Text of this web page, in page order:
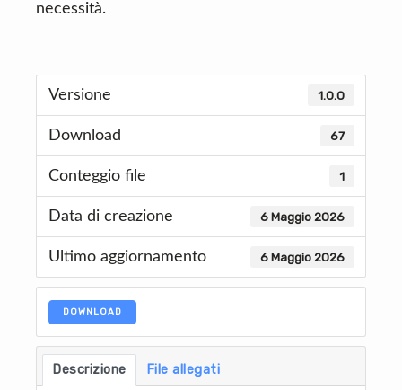
necessità.
Versione 1.0.0
Download 67
Conteggio file 1
Data di creazione 6 Maggio 2026
Ultimo aggiornamento 6 Maggio 2026
DOWNLOAD
Descrizione File allegati